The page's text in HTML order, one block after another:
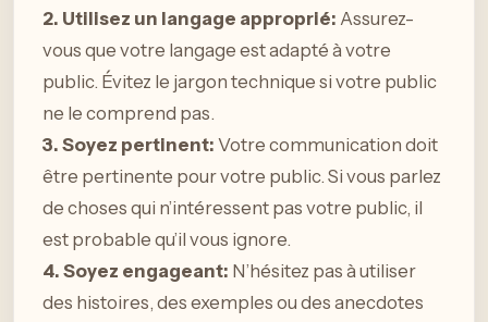
2. Utilisez un langage approprié: Assurez-
vous que votre langage est adapté à votre
public. Évitez le jargon technique si votre public
ne le comprend pas.
3. Soyez pertinent: Votre communication doit
être pertinente pour votre public. Si vous parlez
de choses qui n’intéressent pas votre public, il
est probable qu’il vous ignore.
4. Soyez engageant: N’hésitez pas à utiliser
des histoires, des exemples ou des anecdotes